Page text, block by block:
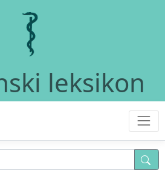
leksikon